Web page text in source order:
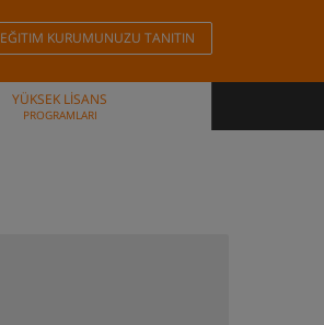
EĞITIM KURUMUNUZU TANITIN
YÜKSEK LISANS
PROGRAMLARI